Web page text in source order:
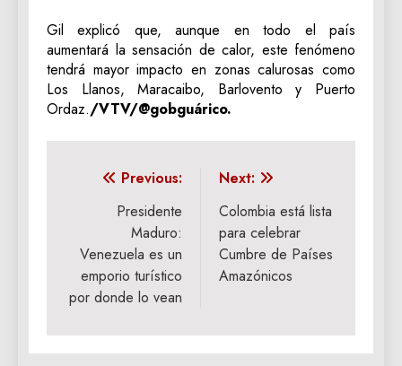
Gil explicó que, aunque en todo el país
aumentará la sensación de calor, este fenómeno
tendrá mayor impacto en zonas calurosas como
Los Llanos, Maracaibo, Barlovento y Puerto
Ordaz./VTV/@gobguárico.
Navegación
entradas
Previous:
Presidente
Maduro:
Venezuela es un
emporio turístico
por donde lo vean
Next:
Colombia está lista
para celebrar
Cumbre de Países
Amazónicos